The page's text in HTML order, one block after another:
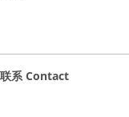
联系 Contact